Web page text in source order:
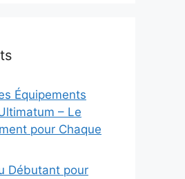
Équipements
– Le
pour Chaque
Débutant pour